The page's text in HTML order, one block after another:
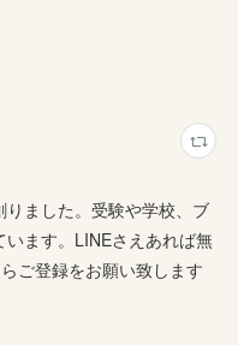
りました。受験や学校、ブ
ます。LINEさえあれば無
ご登録をお願い致します